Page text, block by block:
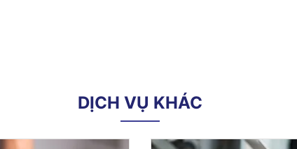
DỊCH VỤ KHÁC